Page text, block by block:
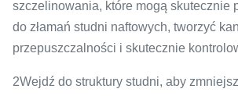
szczelinowania, które mogą skutecznie
do złamań studni naftowych, tworzyć
przepuszczalności i skutecznie
2Wejdź do struktury studni, aby